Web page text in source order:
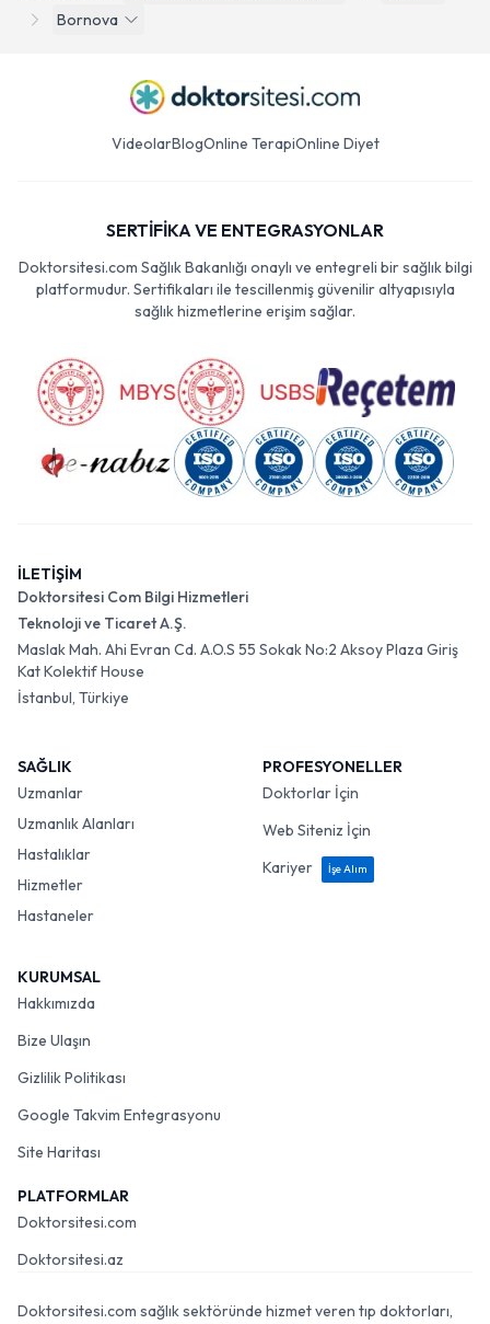
Bornova
VideolarBlogOnline TerapiOnline Diyet
SERTİFİKA VE ENTEGRASYONLAR
Doktorsitesi.com Sağlık Bakanlığı onaylı ve entegreli bir sağlık bilgi
platformudur. Sertifikaları ile tescillenmiş güvenilir altyapısıyla
sağlık hizmetlerine erişim sağlar.
İLETİŞİM
Doktorsitesi Com Bilgi Hizmetleri
Teknoloji ve Ticaret A.Ş.
Maslak Mah. Ahi Evran Cd. A.O.S 55 Sokak No:2 Aksoy Plaza Giriş
Kat Kolektif House
İstanbul, Türkiye
SAĞLIK
Uzmanlar
Uzmanlık Alanları
Hastalıklar
Hizmetler
Hastaneler
PROFESYONELLER
Doktorlar İçin
Web Siteniz İçin
Kariyer
İşe Alım
KURUMSAL
Hakkımızda
Bize Ulaşın
Gizlilik Politikası
Google Takvim Entegrasyonu
Site Haritası
PLATFORMLAR
Doktorsitesi.com
Doktorsitesi.az
Doktorsitesi.com sağlık sektöründe hizmet veren tıp doktorları,